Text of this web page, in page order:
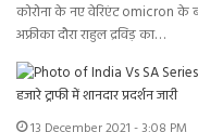
कोरोना के नए वेरिएंट omicron के
अफ्रीका दौरा राहुल द्रविड़ का…